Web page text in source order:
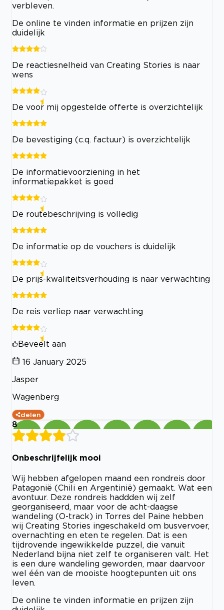
verbleven.
De online te vinden informatie en prijzen zijn
duidelijk
De reactiesnelheid van Creating Stories is naar
wens
De voor mij opgestelde offerte is overzichtelijk
De bevestiging (c.q. factuur) is overzichtelijk
De informatievoorziening in het
informatiepakket is goed
De routebeschrijving is volledig
De informatie op de vouchers is duidelijk
De prijs-kwaliteitsverhouding is naar verwachting
De reis verliep naar verwachting
Beveelt aan
16 January 2025
Jasper
Wagenberg
delen
8
Onbeschrijfelijk mooi
Wij hebben afgelopen maand een rondreis door
Patagonië (Chili en Argentinië) gemaakt. Wat een
avontuur. Deze rondreis haddden wij zelf
georganiseerd, maar voor de acht-daagse
wandeling (O-track) in Torres del Paine hebben
wij Creating Stories ingeschakeld om busvervoer,
overnachting en eten te regelen. Dat is een
tijdrovende ingewikkelde puzzel, die vanuit
Nederland bijna niet zelf te organiseren valt. Het
is een dure wandeling geworden, maar daarvoor
wel één van de mooiste hoogtepunten uit ons
leven.
De online te vinden informatie en prijzen zijn